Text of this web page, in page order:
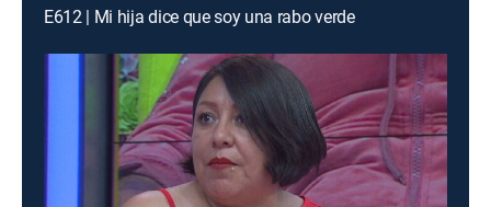
E612 | Mi hija dice que soy una rabo verde